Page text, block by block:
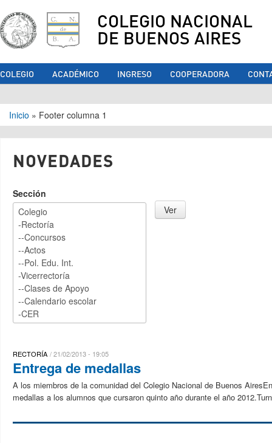
COLEGIO NACIONAL
DE BUENOS AIRES
COLEGIO ACADÉMICO INGRESO COOPERADORA
Se encuentra usted aquí
Inicio » Footer columna 1
NOVEDADES
Sección
RECTORÍA 21/02/2013 - 19:05
Entrega de medallas
A los miembros de la comunidad del Colegio Nacional de Buenos
medallas a los alumnos que cursaron quinto año durante el año